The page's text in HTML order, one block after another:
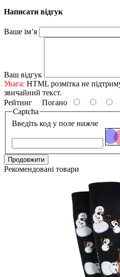
Написати відгук
Ваше ім’я
Ваш відгук
Увага: HTML розмітка не
звичайний текст.
Рейтинг Погано
Captcha
Введіть код у поле нижче
Продовжити
Рекомендовані товари